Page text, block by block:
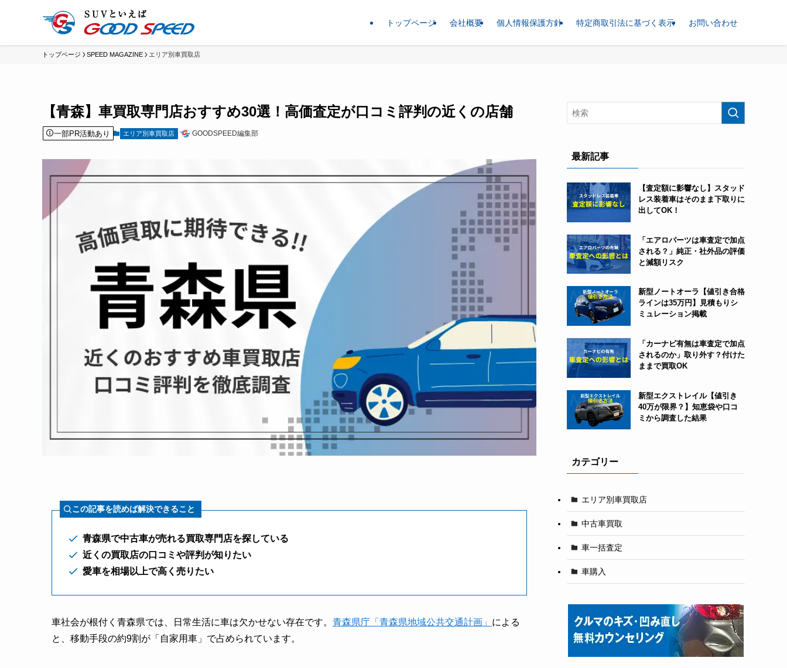
トップページ 会社概要 個人情報保護方針 特定商取引法に基づく表示 お問い合わせ
トップページ SPEED MAGAZINE エリア別車買取店
【青森】車買取専門店おすすめ30選！高価査定が口コミ評判の近くの店舗
一部PR活動あり エリア別車買取店 GOODSPEED編集部
この記事を読めば解決できること
青森県で中古車が売れる買取専門店を探している
近くの買取店の口コミや評判が知りたい
愛車を相場以上で高く売りたい
車社会が根付く青森県では、日常生活に車は欠かせない存在です。 青森県庁「青森県地域公共交通計画」 による
と、移動手段の約9割が「自家用車」で占められています。
最新記事
【査定額に影響なし】スタッド
レス装着車はそのまま下取りに
出してOK！
「エアロパーツは車査定で加点
される？」純正・社外品の評価
と減額リスク
新型ノートオーラ【値引き合格
ラインは35万円】見積もりシ
ミュレーション掲載
「カーナビ有無は車査定で加点
されるのか」取り外す？付けた
ままで買取OK
新型エクストレイル【値引き
40万が限界？】知恵袋や口コ
ミから調査した結果
カテゴリー
エリア別車買取店
中古車買取
車一括査定
車購入